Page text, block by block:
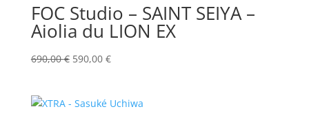
FOC Studio – SAINT SEIYA –
Aiolia du LION EX
690,00€ Le
était :
590,00 €Le
est :